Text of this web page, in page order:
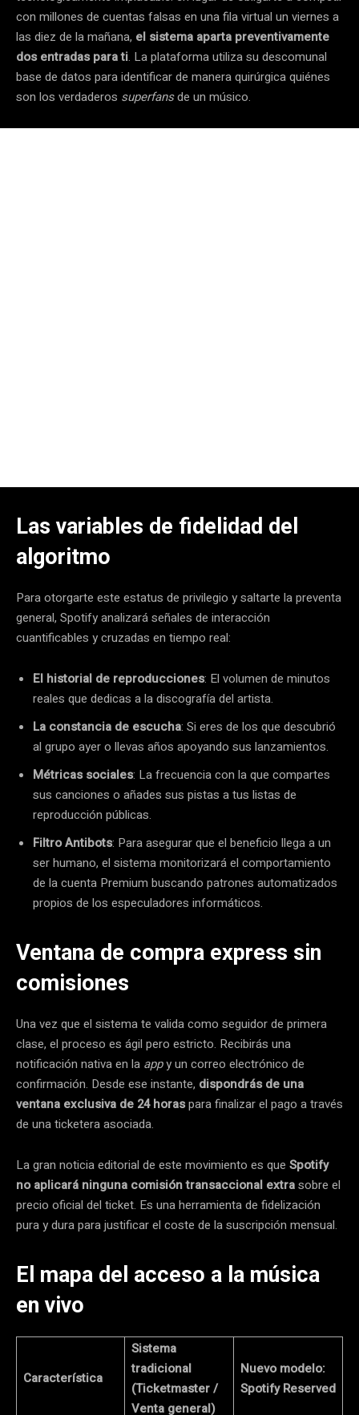
con millones de cuentas falsas en una fila virtual un viernes a
las diez de la mañana, el sistema aparta preventivamente
dos entradas para ti. La plataforma utiliza su descomunal
base de datos para identificar de manera quirúrgica quiénes
son los verdaderos superfansde un músico.
Las variables de fidelidad del
algoritmo
Para otorgarte este estatus de privilegio y saltarte la preventa
general, Spotify analizará señales de interacción
cuantificables y cruzadas en tiempo real:
El historial de reproducciones: El volumen de minutos
reales que dedicas a la discografía del artista.
La constancia de escucha: Si eres de los que descubrió
al grupo ayer o llevas años apoyando sus lanzamientos.
Métricas sociales: La frecuencia con la que compartes
sus canciones o añades sus pistas a tus listas de
reproducción públicas.
Filtro Antibots: Para asegurar que el beneficio llega a un
ser humano, el sistema monitorizará el comportamiento
de la cuenta Premium buscando patrones automatizados
propios de los especuladores informáticos.
Ventana de compra express sin
comisiones
Una vez que el sistema te valida como seguidor de primera
clase, el proceso es ágil pero estricto. Recibirás una
notificación nativa en la appy un correo electrónico de
confirmación. Desde ese instante, dispondrás de una
ventana exclusiva de 24 horaspara finalizar el pago a través
de una ticketera asociada.
La gran noticia editorial de este movimiento es que Spotify
no aplicará ninguna comisión transaccional extrasobre el
precio oficial del ticket. Es una herramienta de fidelización
pura y dura para justificar el coste de la suscripción mensual.
El mapa del acceso a la música
en vivo
Característica
Sistema
tradicional
(Ticketmaster /
Venta general)
Nuevo modelo:
Spotify Reserved